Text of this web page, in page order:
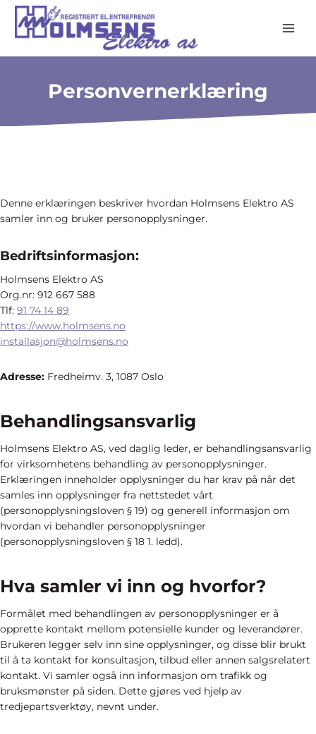
Skip
content
Personvernerklæring
Denne erklæringen beskriver hvordan Holmsens Elektro AS
samler inn og bruker personopplysninger.
Bedriftsinformasjon:
Holmsens Elektro AS
Org.nr: 912 667 588
Tlf: 91 74 14 89
https://www.holmsens.no
installasjon@holmsens.no
Adresse: Fredheimv. 3, 1087 Oslo
Behandlingsansvarlig
Holmsens Elektro AS, ved daglig leder, er behandlingsansvarlig
for virksomhetens behandling av personopplysninger.
Erklæringen inneholder opplysninger du har krav på når det
samles inn opplysninger fra nettstedet vårt
(personopplysningsloven § 19) og generell informasjon om
hvordan vi behandler personopplysninger
(personopplysningsloven § 18 1. ledd).
Hva samler vi inn og hvorfor?
Formålet med behandlingen av personopplysninger er å
opprette kontakt mellom potensielle kunder og leverandører.
Brukeren legger selv inn sine opplysninger, og disse blir brukt
til å ta kontakt for konsultasjon, tilbud eller annen salgsrelatert
kontakt. Vi samler også inn informasjon om trafikk og
bruksmønster på siden. Dette gjøres ved hjelp av
tredjepartsverktøy, nevnt under.